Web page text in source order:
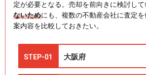
定が必要となる。売却を前向きに検討して
ないためにも、複数の不動産会社に査定
案内容を比較しておきたい。